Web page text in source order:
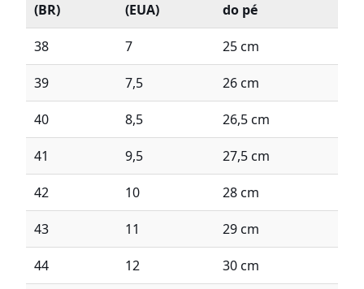
(BR)
(EUA)
do pé
38 7 25 cm
39 7,5 26 cm
40 8,5 26,5 cm
41 9,5 27,5 cm
42 10 28 cm
43 11 29 cm
44 12 30 cm